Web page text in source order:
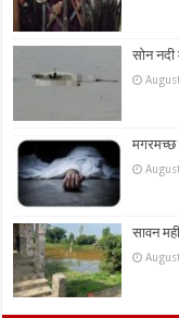
सोन
मगरमच्छ
सावन